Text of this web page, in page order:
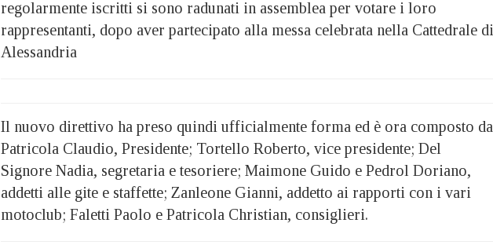
regolarmente iscritti si sono radunati in assemblea per votare i loro
rappresentanti, dopo aver partecipato alla messa celebrata nella Cattedrale di
Alessandria
Il nuovo direttivo ha preso quindi ufficialmente forma ed è ora composto da
Patricola Claudio, Presidente; Tortello Roberto, vice presidente; Del
Signore Nadia, segretaria e tesoriere; Maimone Guido e Pedrol Doriano,
addetti alle gite e staffette; Zanleone Gianni, addetto ai rapporti con i vari
motoclub; Faletti Paolo e Patricola Christian, consiglieri.